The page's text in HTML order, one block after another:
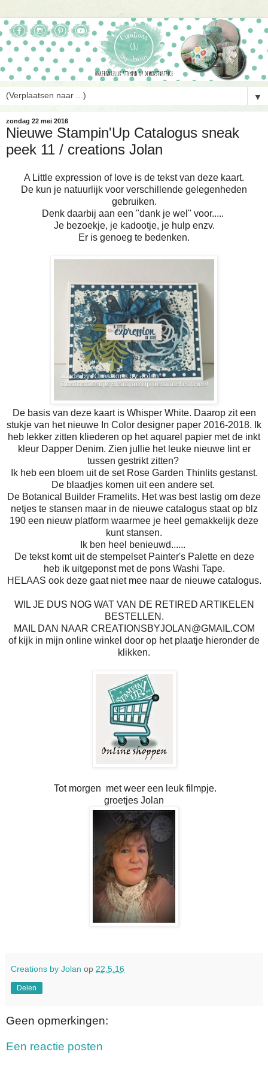
▼
zondag 22 mei 2016
Nieuwe Stampin'Up Catalogus sneak
peek 11 / creations Jolan
A Little expression of love is de tekst van deze kaart.
De kun je natuurlijk voor verschillende gelegenheden
gebruiken.
Denk daarbij aan een "dank je wel" voor.....
Je bezoekje, je kadootje, je hulp enzv.
Er is genoeg te bedenken.
De basis van deze kaart is Whisper White. Daarop zit een
stukje van het nieuwe In Color designer paper 2016-2018. Ik
heb lekker zitten kliederen op het aquarel papier met de inkt
kleur Dapper Denim. Zien jullie het leuke nieuwe lint er
tussen gestrikt zitten?
Ik heb een bloem uit de set Rose Garden Thinlits gestanst.
De blaadjes komen uit een andere set.
De Botanical Builder Framelits. Het was best lastig om deze
netjes te stansen maar in de nieuwe catalogus staat op blz
190 een nieuw platform waarmee je heel gemakkelijk deze
kunt stansen.
Ik ben heel benieuwd......
De tekst komt uit de stempelset Painter's Palette en deze
heb ik uitgeponst met de pons Washi Tape.
HELAAS ook deze gaat niet mee naar de nieuwe catalogus.
WIL JE DUS NOG WAT VAN DE RETIRED ARTIKELEN
BESTELLEN.
MAIL DAN NAAR CREATIONSBYJOLAN@GMAIL.COM
of kijk in mijn online winkel door op het plaatje hieronder de
klikken.
Tot morgen met weer een leuk filmpje.
groetjes Jolan
Creations by Jolan op 22.5.16
Delen
Geen opmerkingen:
Een reactie posten